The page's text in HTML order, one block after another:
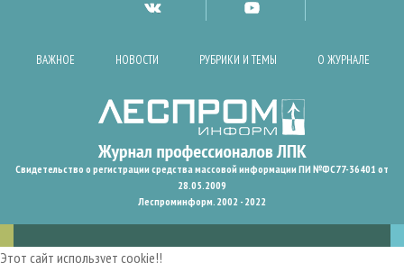
ВАЖНОЕ НОВОСТИ РУБРИКИ И ТЕМЫ О ЖУРНАЛЕ
Свидетельство о регистрации средства массовой информации ПИ №ФС77-36401 от
28.05.2009
Леспроминформ. 2002 - 2022
Этот сайт использует cookie!!